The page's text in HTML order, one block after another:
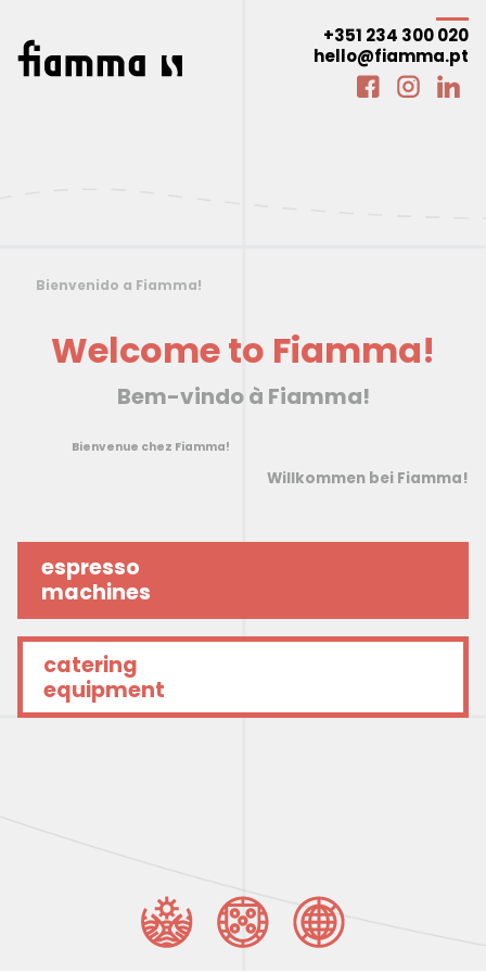
+351 234 300 020
hello@fiamma.pt
Bienvenido a Fiamma!
Welcome to Fiamma!
Bem-vindo à Fiamma!
Bienvenue chez Fiamma!
Willkommen bei Fiamma!
espresso
machines
catering
equipment